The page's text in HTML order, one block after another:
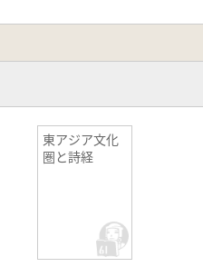
東アジア文化
圏と詩経